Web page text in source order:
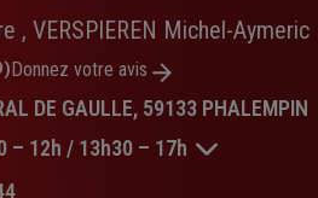
, VERSPIEREN Michel-Aymeric
Donnez votre avis
DE GAULLE, 59133 PHALEMPIN
Ouvert 08h30 – 12h / 13h30 – 17h